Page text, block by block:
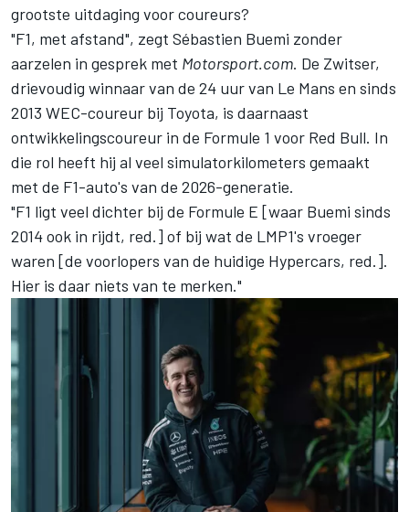
grootste uitdaging voor coureurs?
"F1, met afstand", zegt Sébastien Buemi zonder
aarzelen in gesprek met Motorsport.com. De Zwitser,
drievoudig winnaar van de 24 uur van Le Mans en sinds
2013 WEC-coureur bij Toyota, is daarnaast
ontwikkelingscoureur in de Formule 1 voor Red Bull. In
die rol heeft hij al veel simulatorkilometers gemaakt
met de F1-auto's van de 2026-generatie.
"F1 ligt veel dichter bij de Formule E [waar Buemi sinds
2014 ook in rijdt, red.] of bij wat de LMP1's vroeger
waren [de voorlopers van de huidige Hypercars, red.].
Hier is daar niets van te merken."